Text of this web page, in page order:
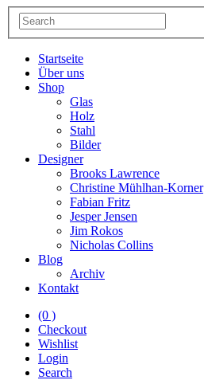
Startseite
Über uns
Shop
Glas
Holz
Stahl
Bilder
Designer
Brooks Lawrence
Christine Mühlhan-Korner
Fabian Fritz
Jesper Jensen
Jim Rokos
Nicholas Collins
Blog
Archiv
Kontakt
(0 )
Checkout
Wishlist
Login
Search